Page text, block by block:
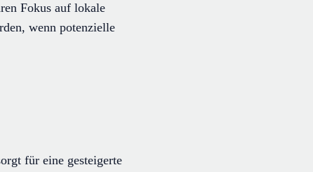
Fokus auf lokale
wenn potenzielle
für eine gesteigerte